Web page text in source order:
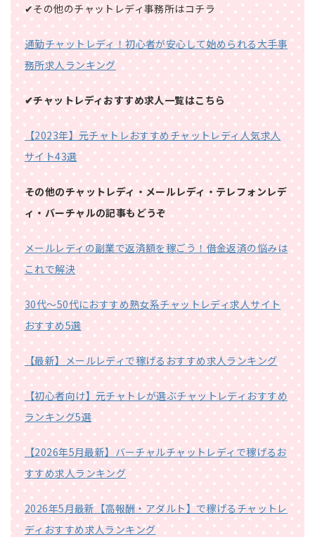
✔その他のチャットレディ事務所はコチラ
通勤チャットレディ！初心者が安心して始められる大手事
務所求人ランキング
✔チャットレディおすすめ求人一覧はこちら
【2023年】元チャトレおすすめチャットレディ人気求人
サイト43選
その他のチャットレディ・メールレディ・テレフォンレデ
ィ・バーチャルの記事もどうぞ
メールレディの副業で返済額を稼ごう！借金返済の悩みは
これで解決
30代～50代におすすめ熟女系チャットレディ求人サイト
おすすめ5選
【最新】メールレディで稼げるおすすめ求人ランキング
【初心者向け】元チャトレが選ぶチャットレディおすすめ
ランキング5選
【2026年5月最新】バーチャルチャットレディで稼げるお
すすめ求人ランキング
2026年5月最新【高報酬・アダルト】で稼げるチャットレ
ディおすすめ求人ランキング